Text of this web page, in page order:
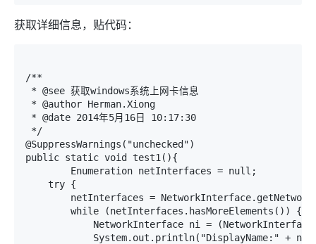
获取详细信息，贴代码：
/**
* @see 获取windows系统上网卡信息
* @author Herman.Xiong
* @date 2014年5月16日 10:17:30
*/
@SuppressWarnings("unchecked")
public static void test1(){
    try {
netInterfaces =
        while (netInterfaces.hasMoreElements()) {
NetworkInterface ni =
System.out.println("DisplayName:" +